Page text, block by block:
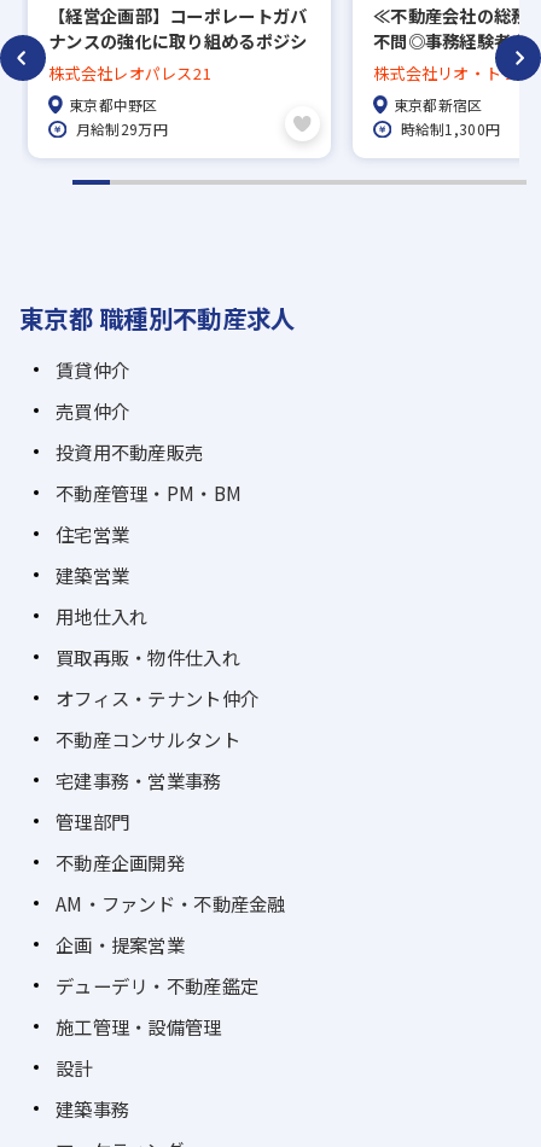
【経営企画部】コーポレートガバ
ナンスの強化に取り組めるポジシ
ョン/年休123日/福利厚生充実◎/
プライム市場
株式会社レオパレス21
東京都中野区
月給制29万円
≪不動産会社の総務
不問◎事務経験者
員・パート・学生バ
託等契約形態はご希
談乗れます！
株式会社リオ・トラス
東京都新宿区
時給制1,300円
東京都 職種別不動産求人
賃貸仲介
売買仲介
投資用不動産販売
不動産管理・PM・BM
住宅営業
建築営業
用地仕入れ
買取再販・物件仕入れ
オフィス・テナント仲介
不動産コンサルタント
宅建事務・営業事務
管理部門
不動産企画開発
AM・ファンド・不動産金融
企画・提案営業
デューデリ・不動産鑑定
施工管理・設備管理
設計
建築事務